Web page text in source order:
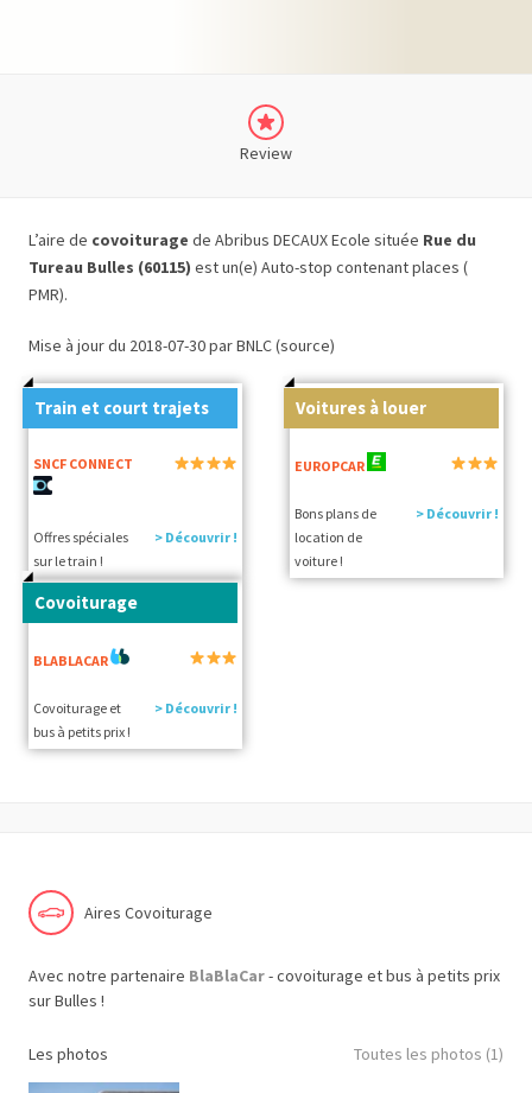
Review
L’aire de covoiturage de Abribus DECAUX Ecole située Rue du
Tureau Bulles (60115) est un(e) Auto-stop contenant places (
PMR).
Mise à jour du 2018-07-30 par BNLC (source)
Train et court trajets
SNCF CONNECT
Offres spéciales
sur le train !
> Découvrir !
Voitures à louer
EUROPCAR
Bons plans de
location de
voiture !
> Découvrir !
Covoiturage
BLABLACAR
Covoiturage et
bus à petits prix !
> Découvrir !
Aires Covoiturage
Avec notre partenaire BlaBlaCar- covoiturage et bus à petits prix
sur Bulles !
Les photos Toutes les photos (1)